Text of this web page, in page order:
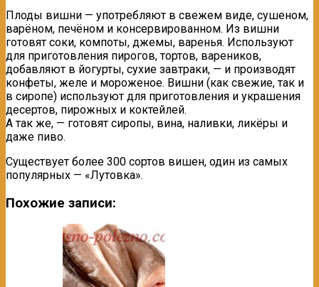
Плоды вишни — употребляют в свежем виде, сушеном,
варёном, печёном и консервированном. Из вишни
готовят соки, компоты, джемы, варенья. Используют
для приготовления пирогов, тортов, вареников,
добавляют в йогурты, сухие завтраки, — и производят
конфеты, желе и мороженое. Вишни (как свежие, так и
в сиропе) используют для приготовления и украшения
десертов, пирожных и коктейлей.
А так же, — готовят сиропы, вина, наливки, ликёры и
даже пиво.
Существует более 300 сортов вишен, один из самых
популярных — «Лутовка».
Похожие записи: